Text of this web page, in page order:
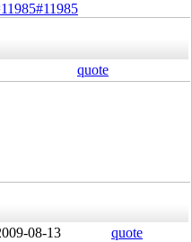
quote
08-13 quote